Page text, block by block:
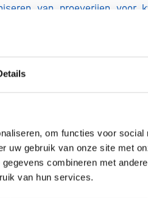
om functies voor social
uw gebruik van onze site met
combineren met
van hun services.
van proeverijen voor
Europese Unie waar
twee Nederlandse
Code of